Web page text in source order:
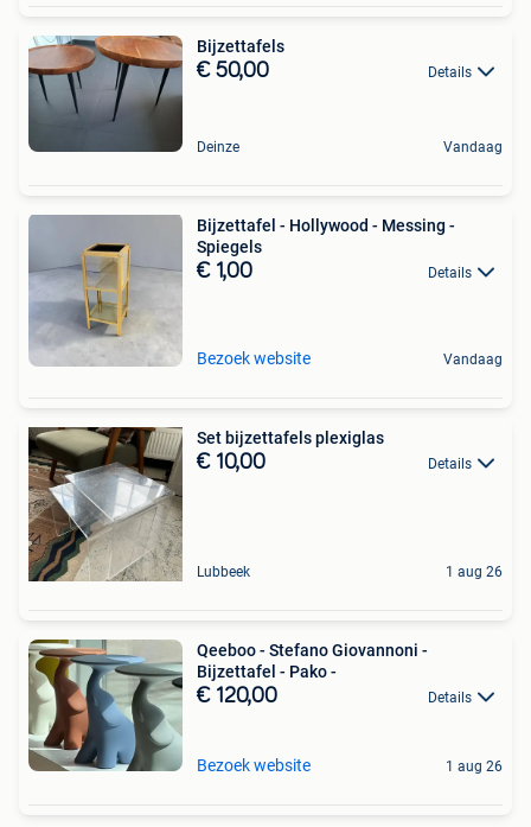
Bijzettafels
€ 50,00 Details
Deinze Vandaag
Bijzettafel - Hollywood - Messing -
Spiegels
€ 1,00 Details
Bezoek website Vandaag
Set bijzettafels plexiglas
€ 10,00 Details
Lubbeek 1 aug 26
Qeeboo - Stefano Giovannoni -
Bijzettafel - Pako -
€ 120,00 Details
Bezoek website 1 aug 26